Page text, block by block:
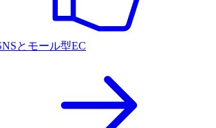
とモール型EC